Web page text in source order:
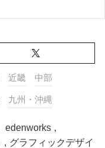
近畿 中部
九州・沖縄
edenworks ,
, グラフィックデザイ